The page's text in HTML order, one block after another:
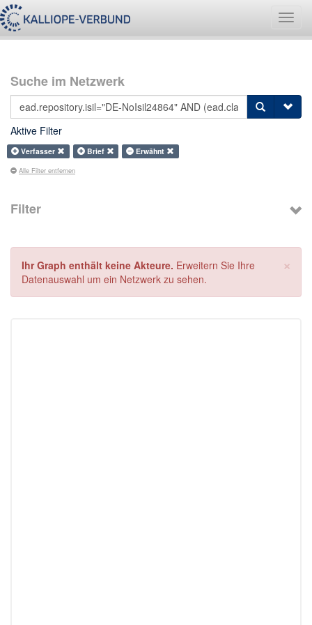
Suche im Netzwerk
Aktive Filter
Verfasser Brief Erwähnt
Alle Filter entfernen
Filter
×
Ihr Graph enthält keine Akteure. Erweitern Sie Ihre
Datenauswahl um ein Netzwerk zu sehen.